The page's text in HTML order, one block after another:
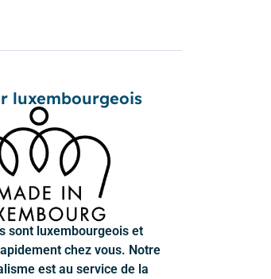
luxembourgeois
sont luxembourgeois et
chez vous. Notre
est au service de la